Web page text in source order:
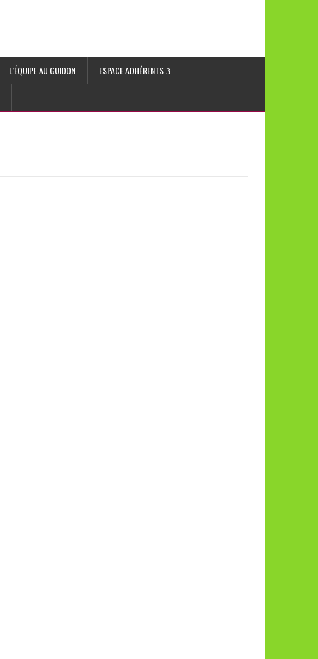
L’ÉQUIPE AU GUIDON ESPACE ADHÉRENTS